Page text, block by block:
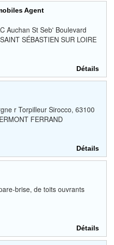
Agent
Auchan St Seb' Boulevard
SÉBASTIEN SUR LOIRE
Détails
r Torpilleur Sirocco, 63100
FERRAND
Détails
brise, de toits ouvrants
Détails